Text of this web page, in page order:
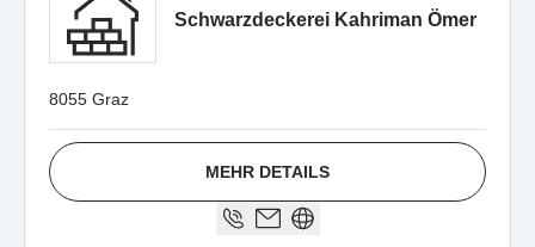
Schwarzdeckerei Kahriman Ömer
8055 Graz
MEHR DETAILS